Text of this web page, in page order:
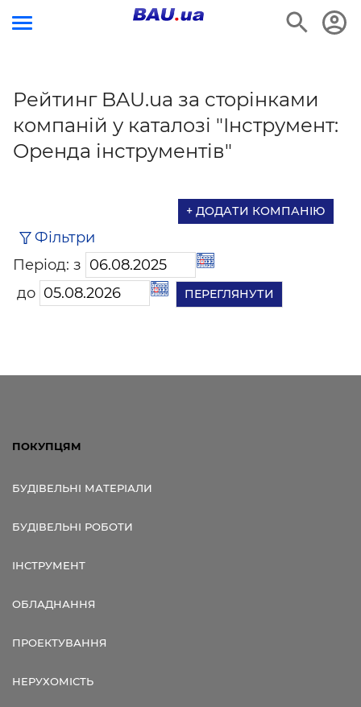
Рейтинг BAU.ua за сторінками
компаній у каталозі "Інструмент:
Оренда інструментів"
+ ДОДАТИ КОМПАНІЮ
Фільтри
Період: з
до
ПОКУПЦЯМ
БУДІВЕЛЬНІ МАТЕРІАЛИ
БУДІВЕЛЬНІ РОБОТИ
ІНСТРУМЕНТ
ОБЛАДНАННЯ
ПРОЕКТУВАННЯ
НЕРУХОМІСТЬ